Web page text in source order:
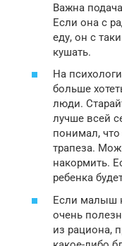
Важна
Если она с
еду, он с
кушать.
На
больше
люди.
лучше всей
понимал,
трапеза.
накормить.
ребенка
Если малыш
очень
из рациона,